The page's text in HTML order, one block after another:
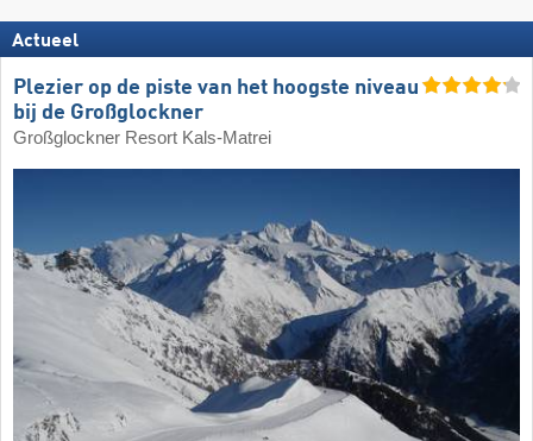
Actueel
Plezier op de piste van het hoogste niveau
bij de Großglockner
Großglockner Resort Kals-Matrei